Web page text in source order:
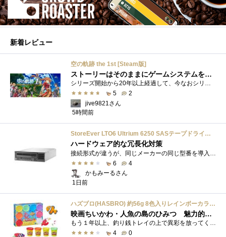
新着レビュー
空の軌跡 the 1st [Steam版]
ストーリーはそのままにゲームシステムを現代化
シリーズ開始から20年以上経過して、今なおシリーズの完結が見えてこない日本ファルコムのストーリーRPG、「英雄伝説軌跡シリーズ」。シリーズ...
5
2
jive9821さん
5時間前
StoreEver LTO6 Ultrium 6250 SASテープドライブ(内蔵型)
ハードウェア的な冗長化対策
接続形式が違うが、同じメーカーの同じ型番を導入しています。製品としてのレビューは下記の方で行っています。いざ使おうとしたときに故障�...
6
4
かもみーるさん
1日前
ハズブロ(HASBRO) 約56g 8色入りレインボーカラーのプレイ・ドー、新学期用品、2才以上のプリスクールの子供向け、子供向けのアート&クラフト 粘土 ねんど、こどもの日、子供の日プレゼント
映画ちいかわ・人魚の島のひみつ 魅力的なビラン：セイレーンを造ってみた
もう１年以上、釣り銭トレイの上で異彩を放ってくれたミャクミャクのマグネット 映画ちいかわ人魚の島のひみつを鑑賞後、素敵なビランのセイ...
4
0